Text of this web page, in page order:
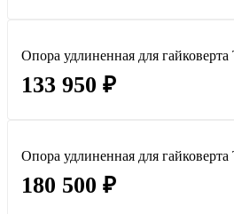
Опора удлиненная для
133 950 ₽
Опора удлиненная для
180 500 ₽